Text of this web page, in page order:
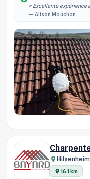
« Excellente expérience
rénovation intérieure
— Alison Mouchon
16.1 km